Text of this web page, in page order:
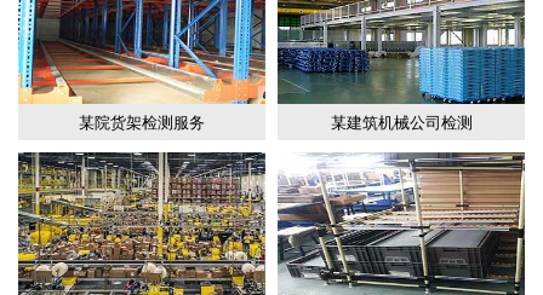
某院货架检测服务 某建筑机械公司检测